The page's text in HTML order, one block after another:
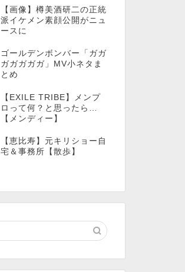
【画像】樽美酒研二の正統
派イケメン素顔公開がニュ
ースに
ゴールデンボンバー「ガガ
ガガガガガ」MV小ネタま
とめ
【EXILE TRIBE】メンプ
ロって何？と思ったら…
【メンディー】
【恵比寿】元キリショー自
宅＆事務所【散歩】